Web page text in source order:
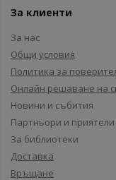
За клиенти
За нас
Общи условия
Политика за
Онлайн решаване на
Новини и събития
Партньори и приятели
За библиотеки
Доставка
Връщане